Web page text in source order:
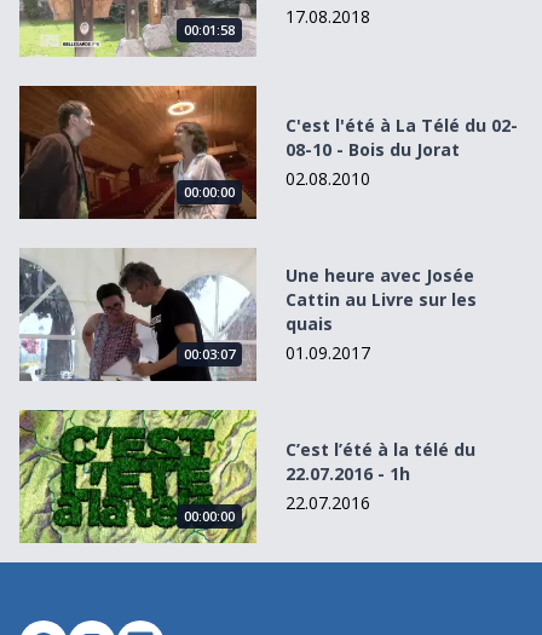
00:01:58
17.08.2018
C&#039;est l&#039;été à La Télé du 02-08-10 - Bois du
00:00:00
C'est l'été à La Télé du 02-
08-10 - Bois du Jorat
02.08.2010
Une heure avec Josée Cattin au Livre sur les quais
00:03:07
Une heure avec Josée
Cattin au Livre sur les
quais
01.09.2017
C’est l’été à la télé du 22.07.2016 - 1h
00:00:00
C’est l’été à la télé du
22.07.2016 - 1h
22.07.2016